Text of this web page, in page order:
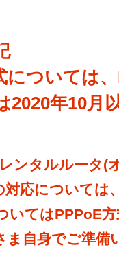
については
2020年10月
ンタルルータ(
応については
いてはPPPoE
ま自身でご準備